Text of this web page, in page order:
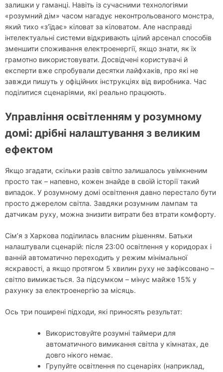
залишки у гаманці. Навіть із сучасними технологіями
«розумний дім» часом нагадує неконтрольованого монстра,
який тихо «з’їдає» кіловат за кіловатом. Але насправді
інтелектуальні системи відкривають цілий арсенал способів
зменшити споживання електроенергії, якщо знати, як їх
грамотно використовувати. Досвідчені користувачі й
експерти вже спробували десятки лайфхаків, про які не
завжди пишуть у офіційних інструкціях від виробника. Час
поділитися сценаріями, які реально працюють.
Управління освітленням у розумному
домі: дрібні налаштування з великим
ефектом
Якщо згадати, скільки разів світло залишалось увімкненим
просто так – напевно, кожен знайде в своїй історії такий
випадок. У розумному домі освітлення давно перестало бути
просто джерелом світла. Завдяки розумним лампам та
датчикам руху, можна знизити витрати без втрати комфорту.
Сім’я з Харкова поділилась власним рішенням. Батьки
налаштували сценарій: після 23:00 освітлення у коридорах і
ванній автоматично переходить у режим мінімальної
яскравості, а якщо протягом 5 хвилин руху не зафіксовано –
світло вимикається. За підсумком – мінус майже 15% у
рахунку за електроенергію за місяць.
Ось три поширені підходи, які приносять результат:
Використовуйте розумні таймери для
автоматичного вимикання світла у кімнатах, де
довго нікого немає.
Групуйте освітлення по сценаріях (наприклад,